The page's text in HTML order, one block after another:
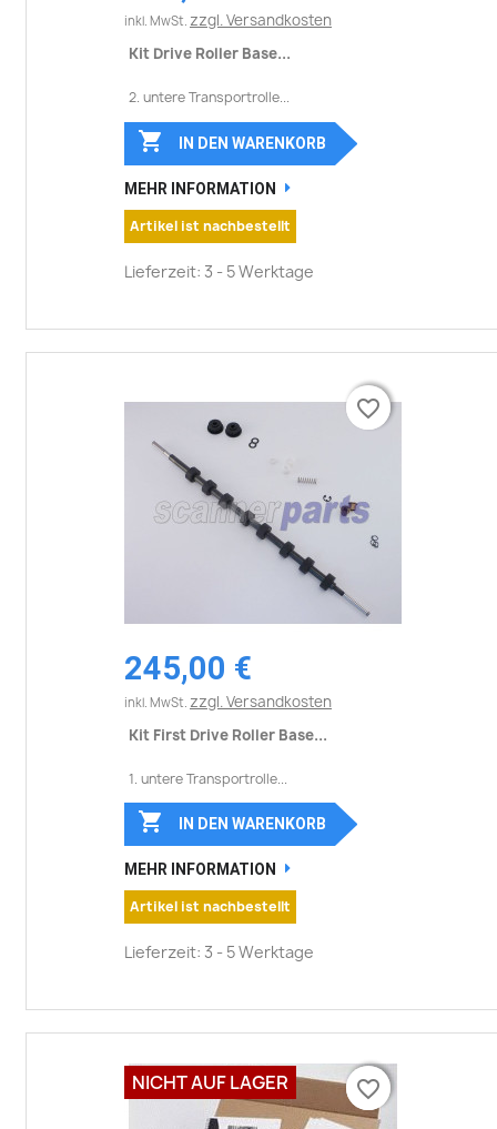
inkl. MwSt. zzgl. Versandkosten
Kit Drive Roller Base...
2. untere Transportrolle...
 IN DEN WARENKORB
MEHR INFORMATION
Artikel ist nachbestellt
Lieferzeit: 3 - 5 Werktage
245,00 €
inkl. MwSt. zzgl. Versandkosten
Kit First Drive Roller Base...
1. untere Transportrolle...
favorite_border
 IN DEN WARENKORB
MEHR INFORMATION
Artikel ist nachbestellt
Lieferzeit: 3 - 5 Werktage
favorite_border
favorite_border
NICHT AUF LAGER favorite_border